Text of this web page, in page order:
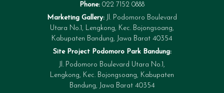
Phone: 022 7152 0888
Marketing Gallery: Jl. Podomoro Boulevard
Utara No.1, Lengkong, Kec. Bojongsoang,
Kabupaten Bandung, Jawa Barat 40354
Site Project Podomoro Park Bandung:
Jl. Podomoro Boulevard Utara No.1,
Lengkong, Kec. Bojongsoang, Kabupaten
Bandung, Jawa Barat 40354